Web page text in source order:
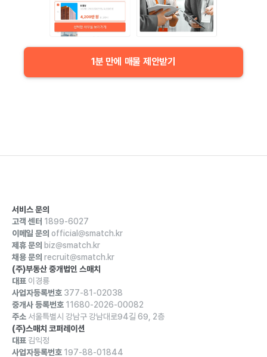
1분 만에 매물 제안받기
서비스 문의
고객 센터 1899-6027
이메일 문의 official@smatch.kr
제휴 문의 biz@smatch.kr
채용 문의 recruit@smatch.kr
(주)부동산 중개법인 스매치
대표 이경룡
사업자등록번호 377-81-02038
중개사 등록번호 11680-2026-00082
주소 서울특별시 강남구 강남대로94길 69, 2층
(주)스매치 코퍼레이션
대표 김익정
사업자등록번호 197-88-01844